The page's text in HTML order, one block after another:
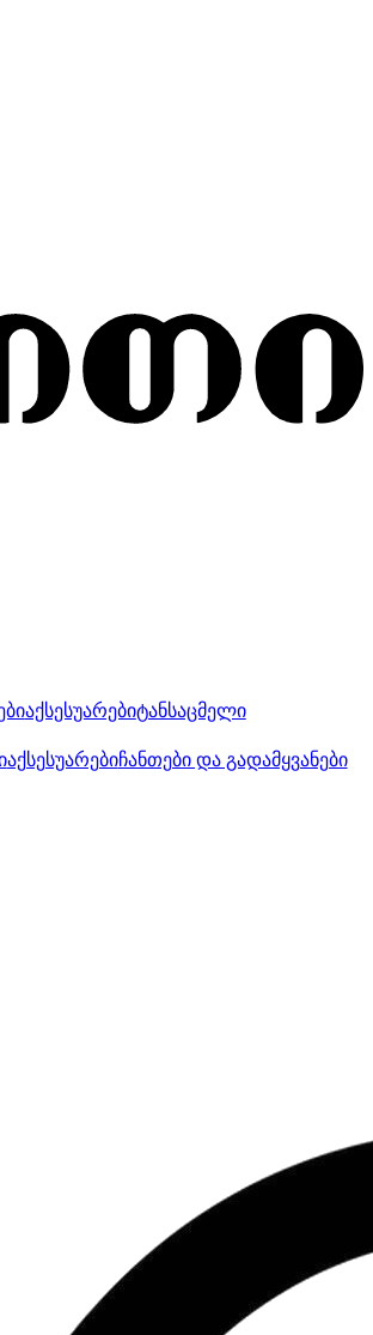
აქსესუარებიტანსაცმელი
აქსესუარებიჩანთები და გადამყვანები